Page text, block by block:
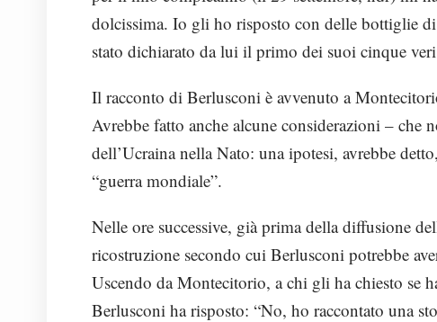
dolcissima. Io gli ho risposto con delle bottiglie
stato dichiarato da lui il primo dei suoi cinque
Il racconto di Berlusconi è avvenuto a
Avrebbe fatto anche alcune considerazioni – che
dell’Ucraina nella Nato: una ipotesi, avrebbe
“guerra mondiale”.
Nelle ore successive, già prima della diffusione
ricostruzione secondo cui Berlusconi potrebbe
Uscendo da Montecitorio, a chi gli ha chiesto se
Berlusconi ha risposto: “No, ho raccontato una